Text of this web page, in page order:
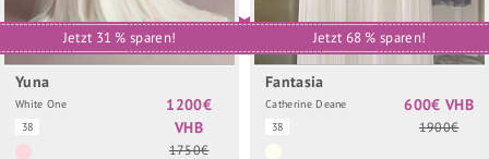
Jetzt 31 % sparen!
Yuna
White One
38
1200€
VHB
1750€
Jetzt 68 % sparen!
Fantasia
Catherine Deane
38
600€ VHB
1900€